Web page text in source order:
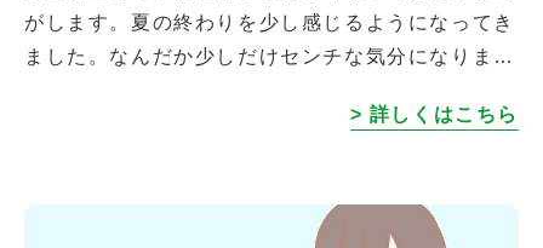
がします。夏の終わりを少し感じるようになってき
ました。なんだか少しだけセンチな気分になりま
> 詳しくはこちら